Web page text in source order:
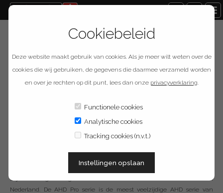
FEB
Nieuwe AHD Pro serie
De Provision-ISR AHD camera's wijzigen naar het nieuwe en eigen
stijlvolle design. Een groot deel van de AHD Pro serie is al beschikbaar in
Nederland. De AHD Pro serie is de meest veelzijdige AHD serie van
Cookiebeleid
Deze website maakt gebruik van cookies. Als je meer wilt weten over de
cookies die wij gebruiken, de gegevens die daarmee verzameld worden
en over je rechten op dit punt, lees dan onze privacyverklaring.
Functionele cookies
Analytische cookies
Tracking cookies (n.v.t.)
Instellingen opslaan